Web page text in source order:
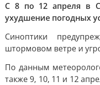
С 8 по 12 апреля в
ухудшение погодных
Синоптики
штормовом ветре и
По данным
также 9, 10, 11 и 12